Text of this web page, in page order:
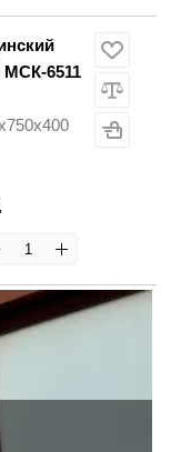
МСК-6511